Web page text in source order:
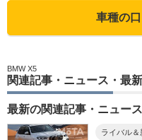
車種の
BMW X5
関連記事・ニュース・最
最新の関連記事・ニュース
ライバル＆